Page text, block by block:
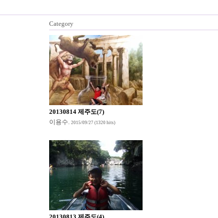
Category
20130814 제주도(7)
이용수. 2015/09/27 (1320 hits)